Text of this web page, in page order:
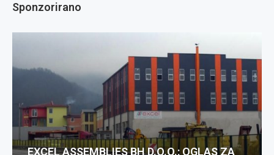
Sponzorirano
EXCEL ASSEMBLIES BH D.O.O.: OGLAS ZA